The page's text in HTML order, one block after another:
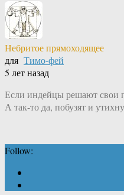
Небритое прямоходящее
для Тимо-фей
5 лет назад
Если индейцы решают свои
А так-то да, побузят и
Follow: